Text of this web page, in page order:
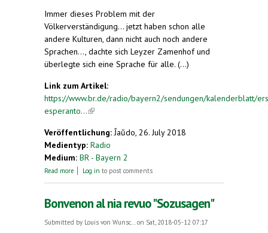
Immer dieses Problem mit der
Völkerverständigung… jetzt haben schon alle
andere Kulturen, dann nicht auch noch andere
Sprachen…, dachte sich Leyzer Zamenhof und
überlegte sich eine Sprache für alle. (...)
Link zum Artikel:
https://www.br.de/radio/bayern2/sendungen/kalenderblatt/
esperanto...(link is external)
Veröffentlichung: Ĵaŭdo, 26. July 2018
Medientyp: Radio
Medium: BR - Bayern 2
Read more about 26. Juli 1887. Erstes Esperanto-Lehrbuch
Log in to post comments
Bonvenon al nia revuo "Sozusagen"
Submitted by Louis von Wunsc... on Sat, 2018-05-12 07:17